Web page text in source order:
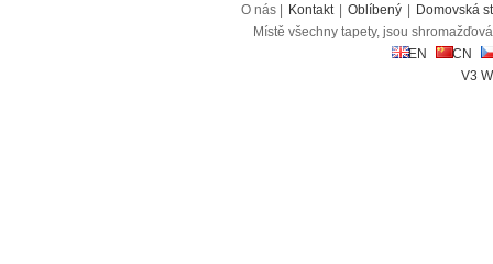
O nás | Kontakt Oblíbený
Domovská
Místě všechny tapety, jsou
EN
CN
V3